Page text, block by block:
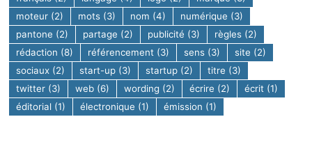
moteur (2) mots (3) nom (4) numérique (3)
pantone (2) partage (2) publicité (3) règles (2)
rédaction (8) référencement (3) sens (3) site (2)
sociaux (2) start-up (3) startup (2) titre (3)
twitter (3) web (6) wording (2) écrire (2) écrit (1)
éditorial (1) électronique (1) émission (1)